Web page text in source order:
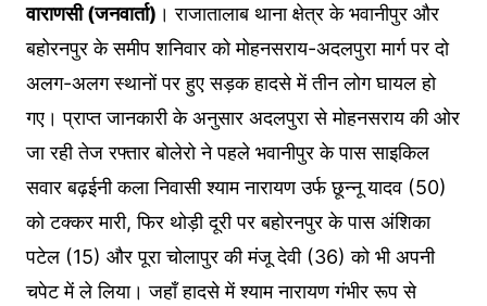
वाराणसी (जनवार्ता) । राजातालाब थाना क्षेत्र के भवानीपुर और
बहोरनपुर के समीप शनिवार को मोहनसराय-अदलपुरा मार्ग पर दो
अलग-अलग स्थानों पर हुए सड़क हादसे में तीन लोग घायल हो
गए। प्राप्त जानकारी के अनुसार अदलपुरा से मोहनसराय की ओर
जा रही तेज रफ्तार बोलेरो ने पहले भवानीपुर के पास साइकिल
सवार बढ़ईनी कला निवासी श्याम नारायण उर्फ छून्नू यादव (50)
को टक्कर मारी, फिर थोड़ी दूरी पर बहोरनपुर के पास अंशिका
पटेल (15) और पूरा चोलापुर की मंजू देवी (36) को भी अपनी
चपेट में ले लिया। जहाँ हादसे में श्याम नारायण गंभीर रूप से